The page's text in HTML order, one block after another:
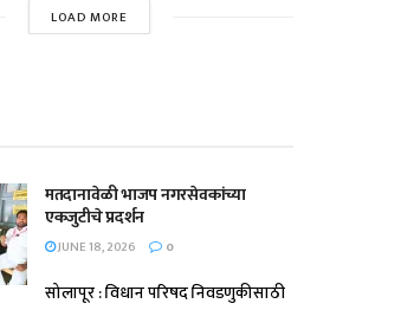
LOAD MORE
मतदानावेळी भाजप नगरसेवकांच्या
एकजुटीचे प्रदर्शन
JUNE 18, 2026 0
सोलापूर : विधान परिषद निवडणुकीसाठी